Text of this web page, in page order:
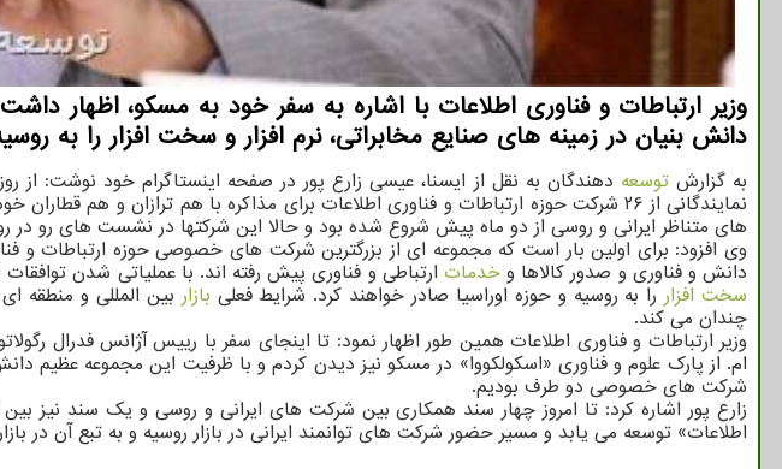
وزیر ارتباطات و فناوری اطلاعات با اشاره به سفر خود به مسکو، اظهار
دانش بنیان در زمینه های صنایع مخابراتی، نرم افزار و سخت افزار را به
به گزارشتوسعه دهندگان به نقل از ایسنا، عیسی زارع پور در صفحه اینستاگرام خود نوشت:
نمایندگانی از ۲۶ شرکت حوزه ارتباطات و فناوری اطلاعات برای مذاکره با هم ترازان و
های متناظر ایرانی و روسی از دو ماه پیش شروع شده بود و حالا این شرکتها در نشست های رو در
وی افزود: برای اولین بار است که مجموعه ای از بزرگترین شرکت های خصوصی حوزه ارتباطات و
دانش و فناوری و صدور کالاها وخدمات ارتباطی و فناوری پیش رفته اند. با عملیاتی شدن
سخت افزاررا به روسیه و حوزه اوراسیا صادر خواهند کرد. شرایط فعلی بازار بین المللی و منطقه
چندان می کند.
وزیر ارتباطات و فناوری اطلاعات همین طور اظهار نمود: تا اینجای سفر با رییس آژانس فدرال
ام. از پارک علوم و فناوری «اسکولکووا» در مسکو نیز دیدن کردم و با ظرفیت این مجموعه عظیم
شرکت های خصوصی دو طرف بودیم.
زارع پور اشاره کرد: تا امروز چهار سند همکاری بین شرکت های ایرانی و روسی و یک سند نیز بین
اطلاعات» توسعه می یابد و مسیر حضور شرکت های توانمند ایرانی در بازار روسیه و به تبع آن در